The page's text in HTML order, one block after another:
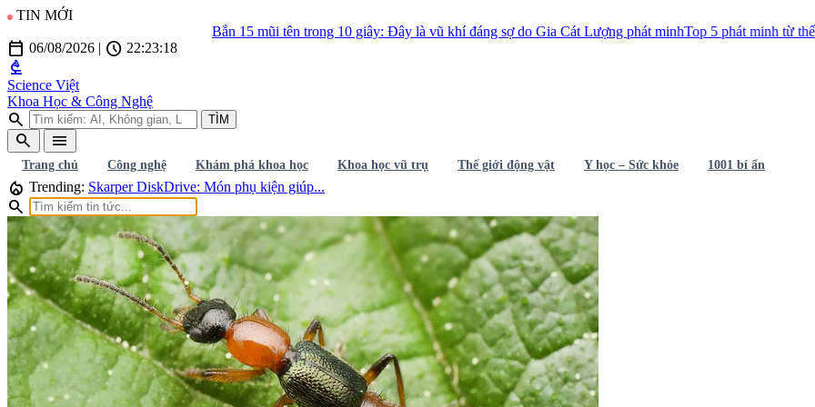
TIN MỚI
Bắn 15 mũi tên trong 10 giây: Đây là vũ khí đáng sợ do Gia Cát Lượng phát minhTop 5 phát minh từ thế kỷ 18 làm
calendar_today 06/08/2026 | schedule 22:23:19
biotech
Science Việt
Khoa Học & Công Nghệ
search TÌM
search menu
Trang chủ Công nghệ Khám phá khoa học Khoa học vũ trụ Thế giới động vật Y học – Sức khỏe 1001 bí ẩn
local_fire_department Trending: Skarper DiskDrive: Món phụ kiện giúp...
search